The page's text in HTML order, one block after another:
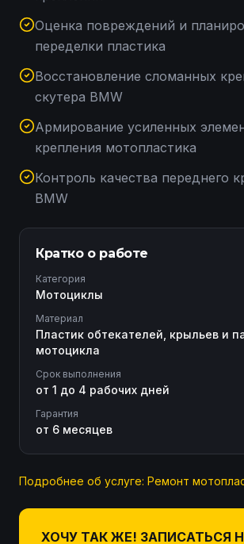
Оценка повреждений и
переделки пластика
Восстановление сломанных
скутера BMW
Армирование усиленных
крепления мотопластика
Контроль качества переднего
BMW
Кратко о работе
Категория
Мотоциклы
Материал
Пластик обтекателей, крыльев и
мотоцикла
Срок выполнения
от 1 до 4 рабочих дней
Гарантия
от 6 месяцев
Подробнее об услуге: Ремонт
ХОЧУ ТАК ЖЕ! ЗАПИСАТЬСЯ